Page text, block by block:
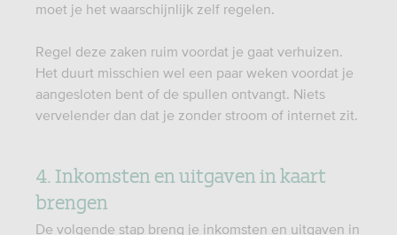
moet je het waarschijnlijk zelf regelen.
Regel deze zaken ruim voordat je gaat verhuizen.
Het duurt misschien wel een paar weken voordat je
aangesloten bent of de spullen ontvangt. Niets
vervelender dan dat je zonder stroom of internet zit.
4. Inkomsten en uitgaven in kaart
brengen
De volgende stap breng je inkomsten en uitgaven in